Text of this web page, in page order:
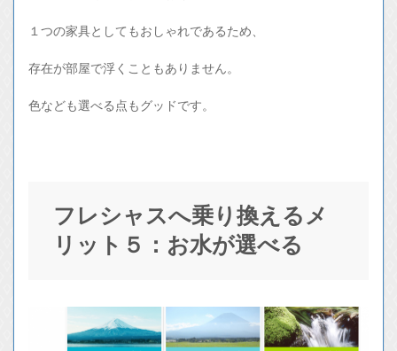
１つの家具としてもおしゃれであるため、
存在が部屋で浮くこともありません。
色なども選べる点もグッドです。
フレシャスへ乗り換えるメ
リット５：お水が選べる